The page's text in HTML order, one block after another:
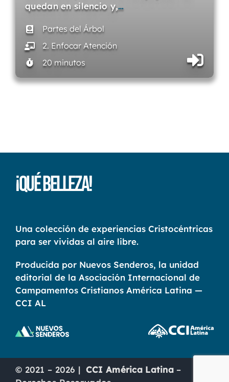
quedan en silencio y,…
Partes del Árbol
2. Enfocar Atención
20 minutos
¡Qué Belleza!
Una colección de experiencias Cristocéntricas
para ser vividas al aire libre.
Producida por Nuevos Senderos, la unidad
editorial de la Asociación Internacional de
Campamentos Cristianos América Latina —
CCI AL
© 2021 – 2026 | CCI América Latina –